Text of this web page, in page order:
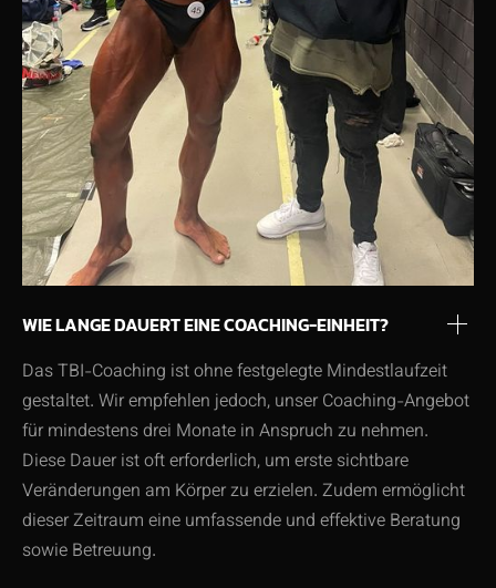
WIE LANGE DAUERT EINE COACHING-EINHEIT?
Das TBI-Coaching ist ohne festgelegte Mindestlaufzeit
gestaltet. Wir empfehlen jedoch, unser Coaching-Angebot
für mindestens drei Monate in Anspruch zu nehmen.
Diese Dauer ist oft erforderlich, um erste sichtbare
Veränderungen am Körper zu erzielen. Zudem ermöglicht
dieser Zeitraum eine umfassende und effektive Beratung
sowie Betreuung.